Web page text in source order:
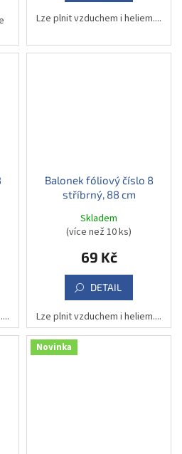
Lze plnit vzduchem i heliem....
Balonek fóliový číslo 8
stříbrný, 88 cm
Skladem
(více než 10 ks)
69 Kč
DETAIL
Lze plnit vzduchem i heliem....
Novinka